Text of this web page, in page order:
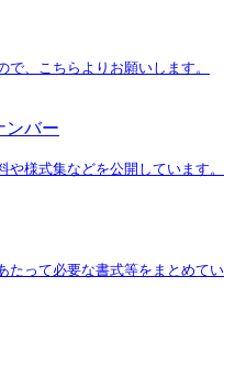
、こちらよりお願いします。
ンバー
様式集などを公開しています。
たって必要な書式等をまとめてい